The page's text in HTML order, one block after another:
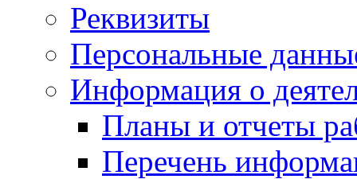
Реквизиты
Персональные
Информация о
Планы и отчеты
Перечень